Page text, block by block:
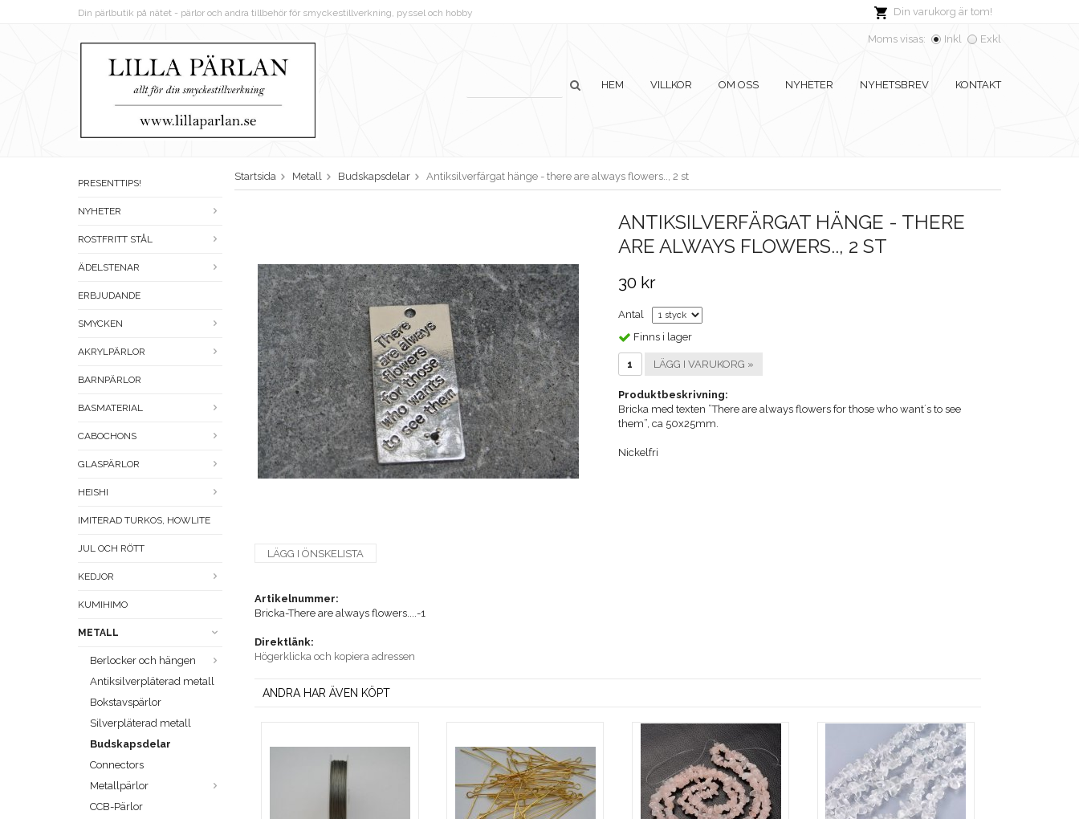
Din varukorg är tom!
Din pärlbutik på nätet - pärlor och andra tillbehör för smyckestillverkning, pyssel och hobby
Moms visas: Inkl Exkl
HEM VILLKOR OM OSS NYHETER NYHETSBREV KONTAKT
PRESENTTIPS!
NYHETER
ROSTFRITT STÅL
ÄDELSTENAR
ERBJUDANDE
SMYCKEN
AKRYLPÄRLOR
BARNPÄRLOR
BASMATERIAL
CABOCHONS
GLASPÄRLOR
HEISHI
IMITERAD TURKOS, HOWLITE
JUL OCH RÖTT
KEDJOR
KUMIHIMO
METALL
Berlocker och hängen
Antiksilverpläterad metall
Bokstavspärlor
Silverpläterad metall
Budskapsdelar
Connectors
Metallpärlor
CCB-Pärlor
Startsida Metall Budskapsdelar Antiksilverfärgat hänge - there are always flowers.., 2 st
ANTIKSILVERFÄRGAT HÄNGE - THERE
ARE ALWAYS FLOWERS.., 2 ST
30 kr
Antal
Finns i lager
LÄGG I VARUKORG »
Produktbeskrivning:
Bricka med texten ”There are always flowers for those who want´s to see
them”, ca 50x25mm.
Nickelfri
LÄGG I ÖNSKELISTA
Artikelnummer:
Bricka-There are always flowers....-1
Direktlänk:
Högerklicka och kopiera adressen
ANDRA HAR ÄVEN KÖPT